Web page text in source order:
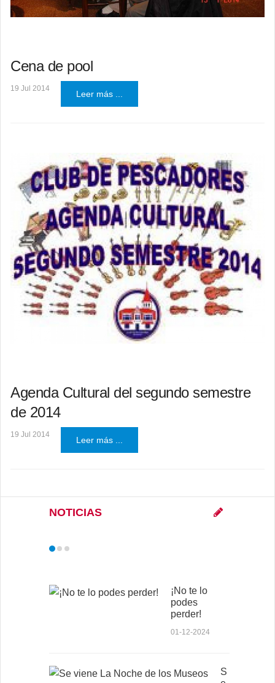
Cena de pool
19 Jul 2014
Leer más ...
Agenda Cultural del segundo semestre
de 2014
19 Jul 2014
Leer más ...
NOTICIAS
¡No te lo
podes
perder!
01-12-2024
S